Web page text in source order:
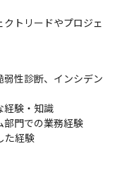
ンシデント対応）
を行い、システムの
シデント検知・対応
引き上げる施策を推
クトリードやプロジェ
弱性診断、インシデン
経験・知識
部門での業務経験
た経験